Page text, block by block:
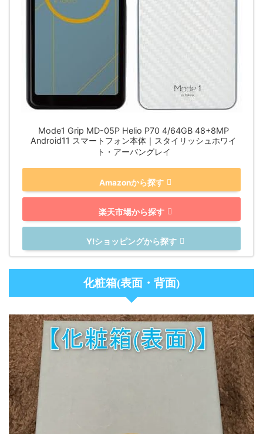
Mode1 Grip MD-05P Helio P70 4/64GB 48+8MP
Android11 スマートフォン本体｜スタイリッシュホワイ
ト・アーバングレイ
Amazonから探す
楽天市場から探す
Y!ショッピングから探す
化粧箱(表面・背面)